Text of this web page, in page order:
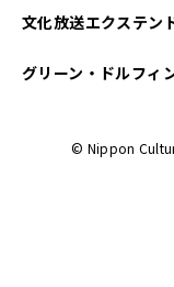
文化放送エクステン
グリーン・ドルフィ
© Nippon